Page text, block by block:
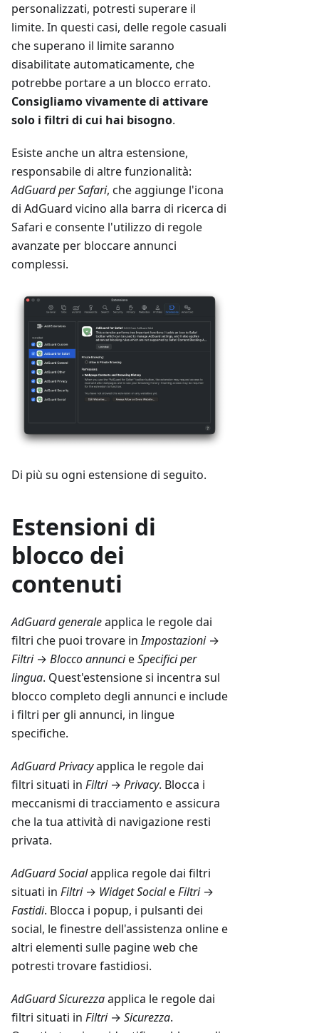
personalizzati, potresti superare il
limite. In questi casi, delle regole casuali
che superano il limite saranno
disabilitate automaticamente, che
potrebbe portare a un blocco errato.
Consigliamo vivamente di attivare
solo i filtri di cui hai bisogno.
Esiste anche un altra estensione,
responsabile di altre funzionalità:
AdGuard per Safari, che aggiunge l'icona
di AdGuard vicino alla barra di ricerca di
Safari e consente l'utilizzo di regole
avanzate per bloccare annunci
complessi.
Di più su ogni estensione di seguito.
Estensioni di
blocco dei
contenuti
AdGuard generaleapplica le regole dai
filtri che puoi trovare inImpostazioni→
Filtri→ Blocco annuncieSpecifici per
lingua. Quest'estensione si incentra sul
blocco completo degli annunci e include
i filtri per gli annunci, in lingue
specifiche.
AdGuard Privacyapplica le regole dai
filtri situati in Filtri→ Privacy. Blocca i
meccanismi di tracciamento e assicura
che la tua attività di navigazione resti
privata.
AdGuard Socialapplica regole dai filtri
situati in Filtri→ Widget SocialeFiltri→
Fastidi. Blocca i popup, i pulsanti dei
social, le finestre dell'assistenza online e
altri elementi sulle pagine web che
potresti trovare fastidiosi.
AdGuard Sicurezzaapplica le regole dai
filtri situati in Filtri→ Sicurezza.